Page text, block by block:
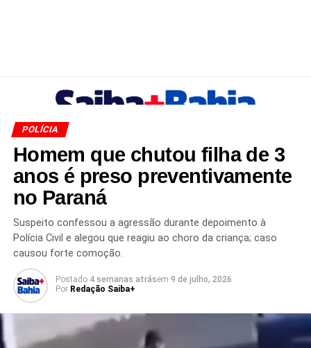
POLÍCIA
Homem que chutou filha de 3
anos é preso preventivamente
no Paraná
Suspeito confessou a agressão durante depoimento à
Polícia Civil e alegou que reagiu ao choro da criança; caso
causou forte comoção.
Postado 4 semanas atrásem 9 de julho, 2026
Por Redação Saiba+